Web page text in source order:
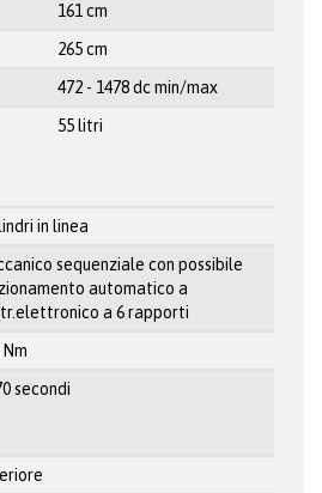
161 cm
265 cm
472 - 1478 dc min/max
55 litri
in linea
sequenziale con possibile
automatico a
a 6 rapporti
Nm
secondi